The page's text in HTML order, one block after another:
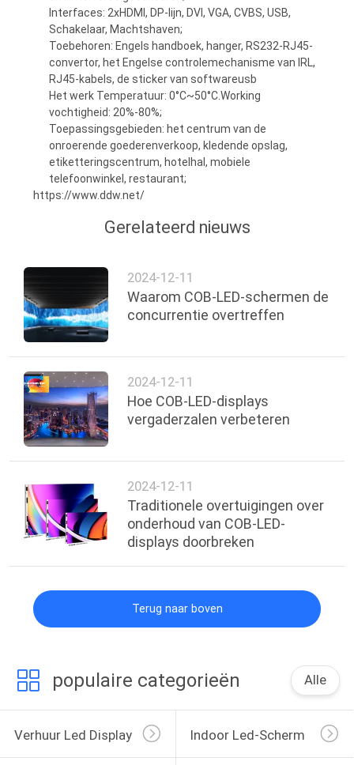
Interfaces: 2xHDMI, DP-lijn, DVI, VGA, CVBS, USB,
Schakelaar, Machtshaven;
Toebehoren: Engels handboek, hanger, RS232-RJ45-
convertor, het Engelse controlemechanisme van IRL,
RJ45-kabels, de sticker van softwareusb
Het werk Temperatuur: 0°C~50°C.Working
vochtigheid: 20%-80%;
Toepassingsgebieden: het centrum van de
onroerende goederenverkoop, kledende opslag,
etiketteringscentrum, hotelhal, mobiele
telefoonwinkel, restaurant;
https://www.ddw.net/
Gerelateerd nieuws
2024-12-11
Waarom COB-LED-schermen de
concurrentie overtreffen
2024-12-11
Hoe COB-LED-displays
vergaderzalen verbeteren
2024-12-11
Traditionele overtuigingen over
onderhoud van COB-LED-
displays doorbreken
Terug naar boven
populaire categorieën Alle
Verhuur Led Display Indoor Led-Scherm